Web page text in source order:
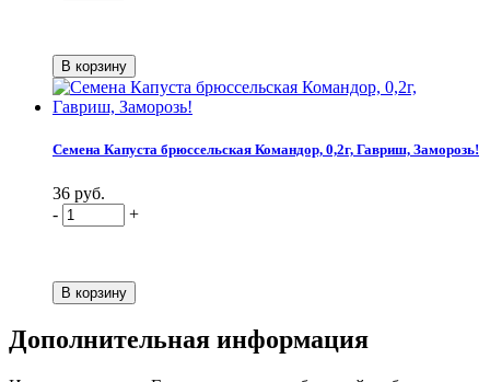
Семена Капуста брюссельская Командор, 0,2г, Гавриш, Заморозь!
36 руб.
-
+
Дополнительная информация